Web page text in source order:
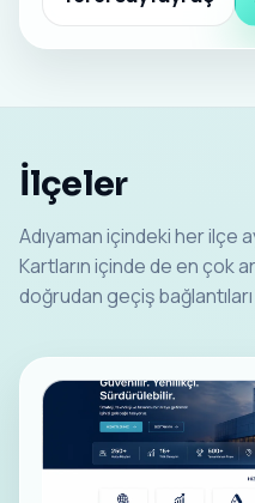
İlçeler
Adıyaman içindeki her ilçe
Kartların içinde de en çok
doğrudan geçiş